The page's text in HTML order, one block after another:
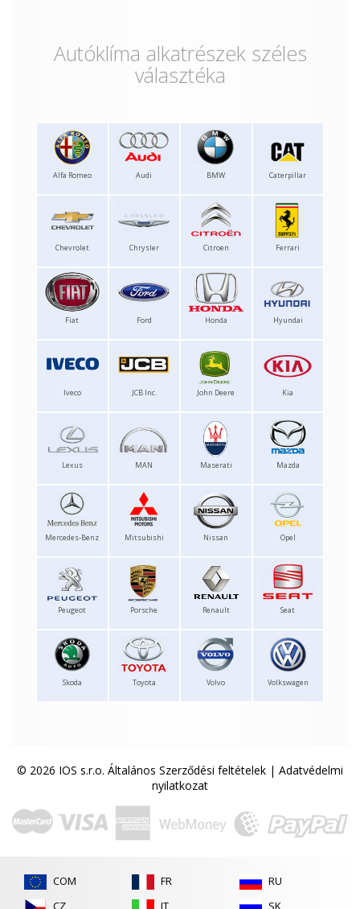
Autóklíma alkatrészek széles
választéka
Alfa Romeo Audi BMW Caterpillar
Chevrolet Chrysler Citroen Ferrari
Fiat Ford Honda Hyundai
Iveco JCB Inc. John Deere Kia
Lexus MAN Maserati Mazda
Mercedes-Benz Mitsubishi Nissan Opel
Peugeot Porsche Renault Seat
Skoda Toyota Volvo Volkswagen
© 2026 IOS s.r.o. Általános Szerződési feltételek | Adatvédelmi
nyilatkozat
COM
CZ
FR
IT
RU
SK